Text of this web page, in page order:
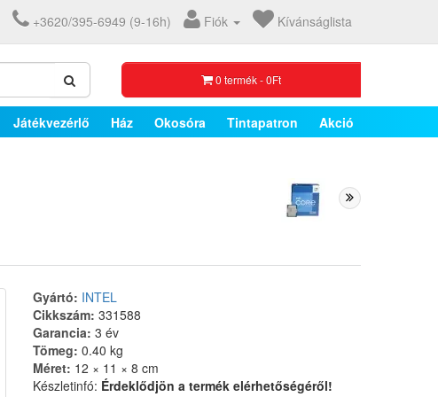
+3620/395-6949 (9-16h) Fiók Kívánságlista
0 termék - 0Ft
Játékvezérlő Ház Okosóra Tintapatron Akció
Gyártó: INTEL
Cikkszám: 331588
Garancia: 3 év
Tömeg: 0.40 kg
Méret: 12 × 11 × 8 cm
Készletinfó: Érdeklődjön a termék elérhetőségéről!